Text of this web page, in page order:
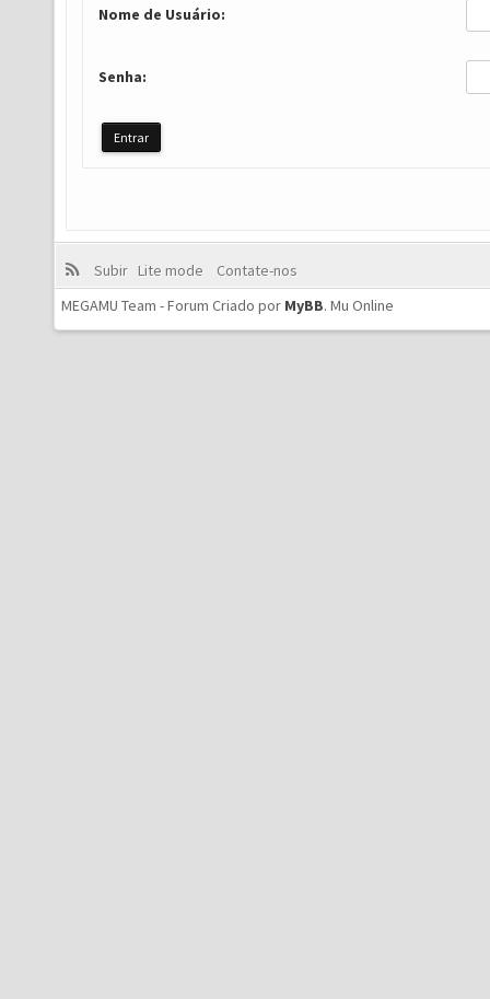
Nome de Usuário:
Senha:
Subir Lite mode
Contate-nos
MEGAMU Team - Forum Criado por MyBB. Mu Online